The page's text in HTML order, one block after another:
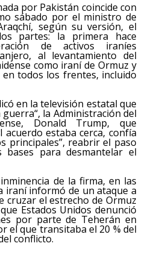
por Pakistán coincide con
sábado por el ministro de
según su versión, el
partes: la primera hace
de activos iraníes
al levantamiento del
como iraní de Ormuz y
todos los frentes, incluido
en la televisión estatal que
la Administración del
Donald Trump, que
estaba cerca, confía
principales”, reabrir el paso
para desmantelar el
de la firma, en las
iraní informó de un ataque a
cruzar el estrecho de Ormuz
Estados Unidos denunció
por parte de Teherán en
el que transitaba el 20 % del
conflicto.